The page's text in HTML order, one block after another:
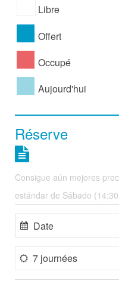
Libre
Offert
Occupé
Aujourd'hui
Réserve
Consigue aún mejores
estándar de Sábado
7 journées